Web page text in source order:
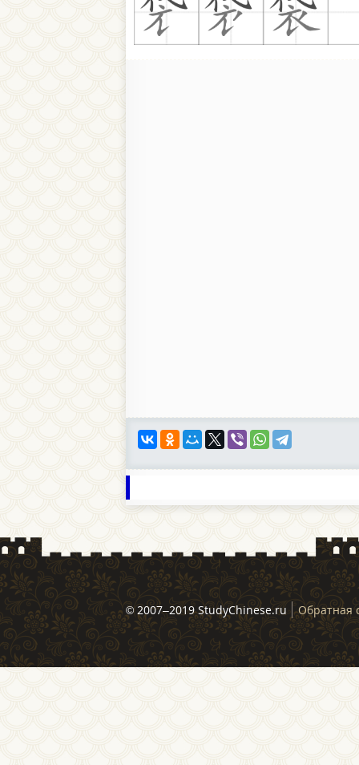
© 2007–2019 StudyChinese.ru Обратная